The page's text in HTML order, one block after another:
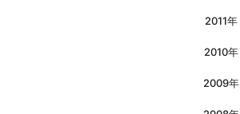
2011年
2010年
2009年